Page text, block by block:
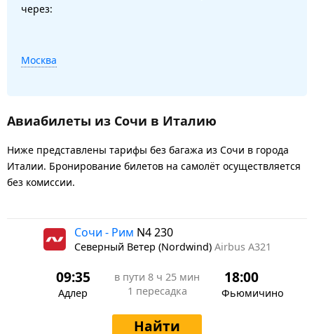
через:
Москва
Авиабилеты из Сочи в Италию
Ниже представлены тарифы без багажа из Сочи в города
Италии. Бронирование билетов на самолёт осуществляется
без комиссии.
Сочи - Рим N4 230
Северный Ветер (Nordwind) Airbus A321
09:35
Адлер
в пути 8 ч 25 мин
1 пересадка
18:00
Фьюмичино
Найти